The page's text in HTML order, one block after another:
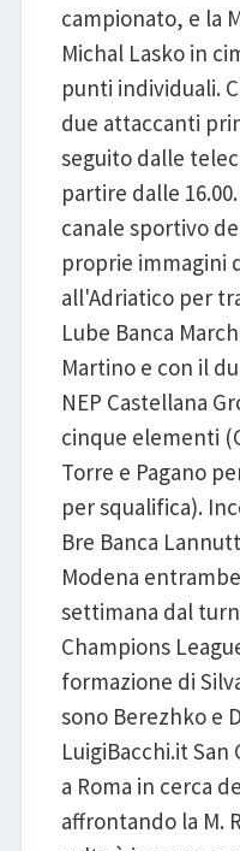
campionato, e la
Michal Lasko in
punti individuali.
due attaccanti
seguito dalle
partire dalle
canale sportivo
proprie immagini
all'Adriatico per
Lube Banca
Martino e con il
NEP Castellana
cinque elementi
Torre e Pagano
per squalifica).
Bre Banca
Modena
settimana dal
Champions
formazione di
sono Berezhko e
LuigiBacchi.it
a Roma in cerca
affrontando la M.